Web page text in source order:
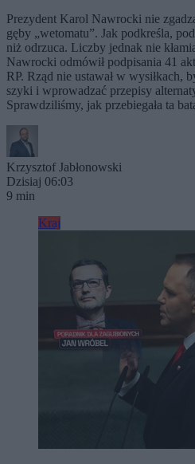
Prezydent Karol Nawrocki nie
gęby „wetomatu”. Jak podkreśla,
niż odrzuca. Liczby jednak nie
Nawrocki odmówił podpisania 41
RP. Rząd nie ustawał w wysiłkach,
szyki i wprowadzać przepisy
Sprawdziliśmy, jak przebiegała ta
Krzysztof Jabłonowski
Dzisiaj 06:03
9 min
Kraj